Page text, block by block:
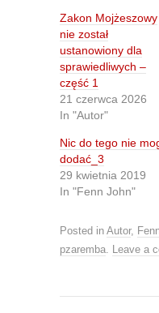
a
r
e
o
n
T
w
i
t
t
r
(
O
p
e
n
n
w
d
a
e
o
n
F
c
e
o
k
O
p
e
n
e
n
Zakon Mojżeszowy
nie został
ustanowiony dla
sprawiedliwych –
część 1
21 czerwca 2026
In "Autor"
Nic do tego nie
dodać_3
29 kwietnia 2019
In "Fenn John"
Posted in Autor,
pzaremba. Leave a